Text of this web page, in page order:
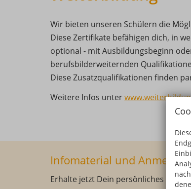
Wir bieten unseren Schülern die
Diese Zertifikate befähigen dich, in
optional - mit Ausbildungsbeginn
berufsbilderweiternden
Diese Zusatzqualifikationen finden
Weitere Infos unter
Infomaterial und
Erhalte jetzt Dein persönliches